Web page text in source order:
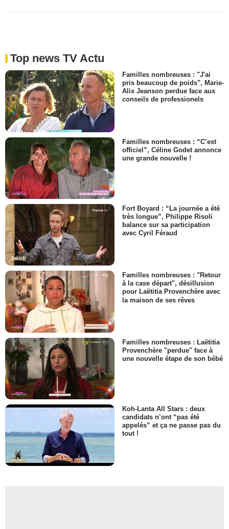
Top news TV Actu
Familles nombreuses : "J'ai
pris beaucoup de poids", Marie-
Alix Jeanson perdue face aux
conseils de professionels
Familles nombreuses : “C’est
officiel”, Céline Godet annonce
une grande nouvelle !
Fort Boyard : “La journée a été
très longue”, Philippe Risoli
balance sur sa participation
avec Cyril Féraud
Familles nombreuses : "Retour
à la case départ", désillusion
pour Laëtitia Provenchère avec
la maison de ses rêves
Familles nombreuses : Laëtitia
Provenchère "perdue" face à
une nouvelle étape de son bébé
Koh-Lanta All Stars : deux
candidats n’ont “pas été
appelés” et ça ne passe pas du
tout !